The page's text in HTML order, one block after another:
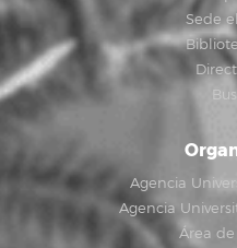
Sede
Agencia
Agencia
Área